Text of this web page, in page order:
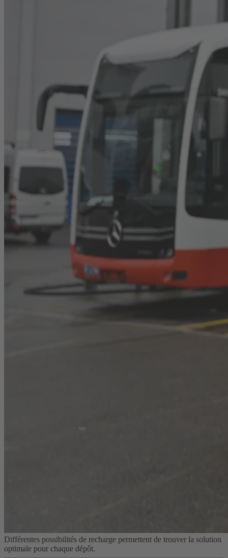
Différentes possibilités de recharge permettent de trouver la solution
optimale pour chaque dépôt.